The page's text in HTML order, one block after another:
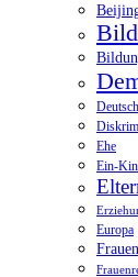
Ehe
Ein-
Europa
Frauen